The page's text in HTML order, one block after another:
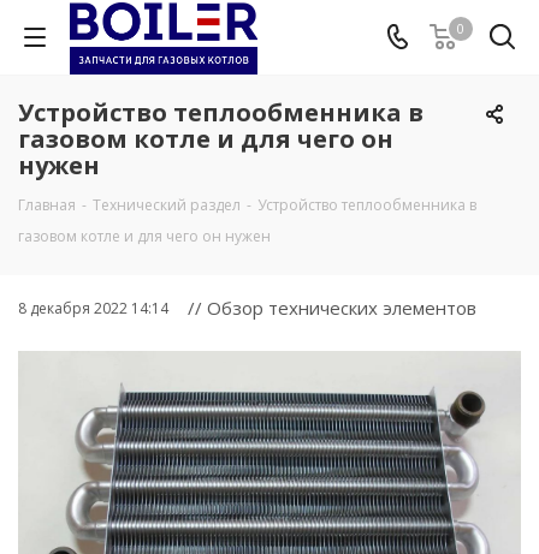
0
Устройство теплообменника в
газовом котле и для чего он
нужен
Главная - Технический раздел - Устройство теплообменника в
газовом котле и для чего он нужен
8 декабря 2022 14:14 // Обзор технических элементов